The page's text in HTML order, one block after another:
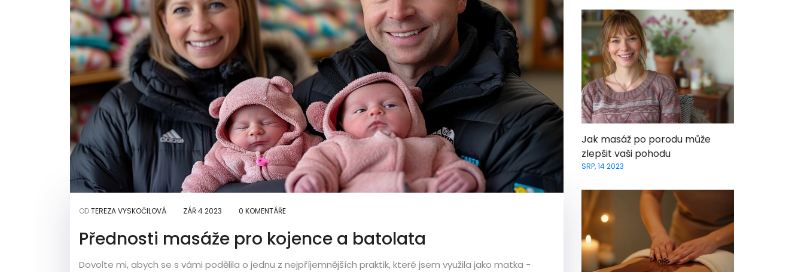
ODTEREZA VYSKOČILOVÁ ZÁŘ 4 2023 0 KOMENTÁŘE
Přednosti masáže pro kojence a batolata
Dovolte mi, abych se s vámi podělila o jednu z nejpříjemnějších praktik, které jsem využila jako matka -
Jak masáž po porodu může
zlepšit vaši pohodu
SRP, 14 2023